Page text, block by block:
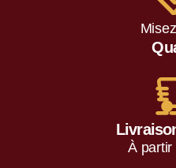
À partir